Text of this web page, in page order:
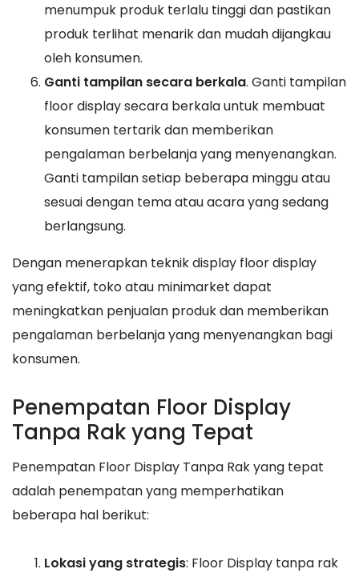
menumpuk produk terlalu tinggi dan pastikan
produk terlihat menarik dan mudah dijangkau
oleh konsumen.
Ganti tampilan secara berkala. Ganti tampilan
floor display secara berkala untuk membuat
konsumen tertarik dan memberikan
pengalaman berbelanja yang menyenangkan.
Ganti tampilan setiap beberapa minggu atau
sesuai dengan tema atau acara yang sedang
berlangsung.
Dengan menerapkan teknik display floor display
yang efektif, toko atau minimarket dapat
meningkatkan penjualan produk dan memberikan
pengalaman berbelanja yang menyenangkan bagi
konsumen.
Penempatan Floor Display
Tanpa Rak yang Tepat
Penempatan Floor Display Tanpa Rak yang tepat
adalah penempatan yang memperhatikan
beberapa hal berikut:
Lokasi yang strategis: Floor Display tanpa rak